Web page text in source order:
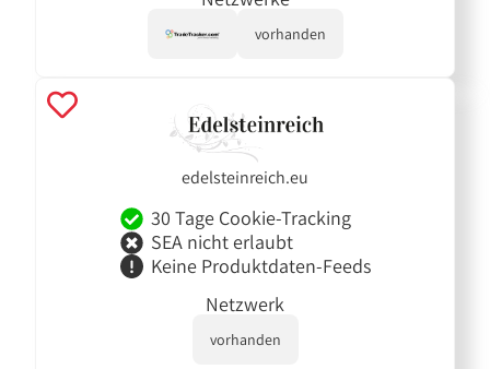
vorhanden
edelsteinreich.eu
30 Tage Cookie-Tracking
SEA nicht erlaubt
Keine Produktdaten-Feeds
Netzwerk
vorhanden